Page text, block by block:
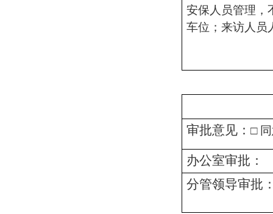
安保人员管理，
车位；来访人员
审批意见： □
办公室审批：
分管领导审批